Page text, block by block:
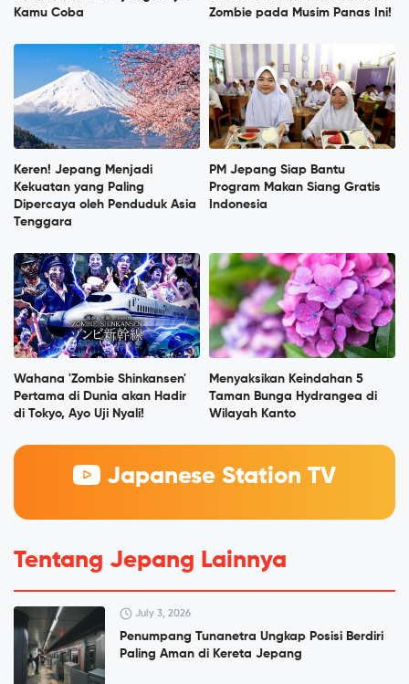
Kamu Coba
Zombie pada Musim Panas Ini!
Keren! Jepang Menjadi
Kekuatan yang Paling
Dipercaya oleh Penduduk Asia
Tenggara
PM Jepang Siap Bantu
Program Makan Siang Gratis
Indonesia
Wahana 'Zombie Shinkansen'
Pertama di Dunia akan Hadir
di Tokyo, Ayo Uji Nyali!
Menyaksikan Keindahan 5
Taman Bunga Hydrangea di
Wilayah Kanto
Japanese Station TV
Tentang Jepang Lainnya
July 3, 2026
Penumpang Tunanetra Ungkap Posisi Berdiri
Paling Aman di Kereta Jepang